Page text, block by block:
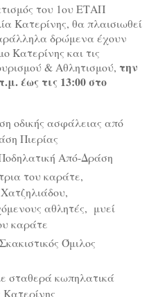
του 1ου ΕΤΑΠ
Κατερίνης, θα πλαισιωθεί
δρώμενα έχουν
Κατερίνης και τις
& Αθλητισμού, την
έως τις 13:00 στο
οδικής ασφάλειας από
Πιερίας
Από-Δράση
του καράτε,
αθλητές, μυεί
καράτε
Όμιλος
σταθερά κωπηλατικά